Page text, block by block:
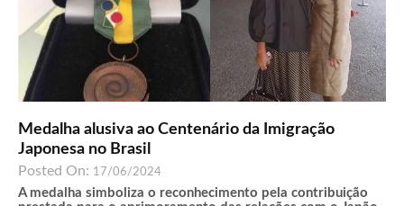
Medalha alusiva ao Centenário da Imigração
Japonesa no Brasil
Posted On: 17/06/2024
A medalha simboliza o reconhecimento pela contribuição